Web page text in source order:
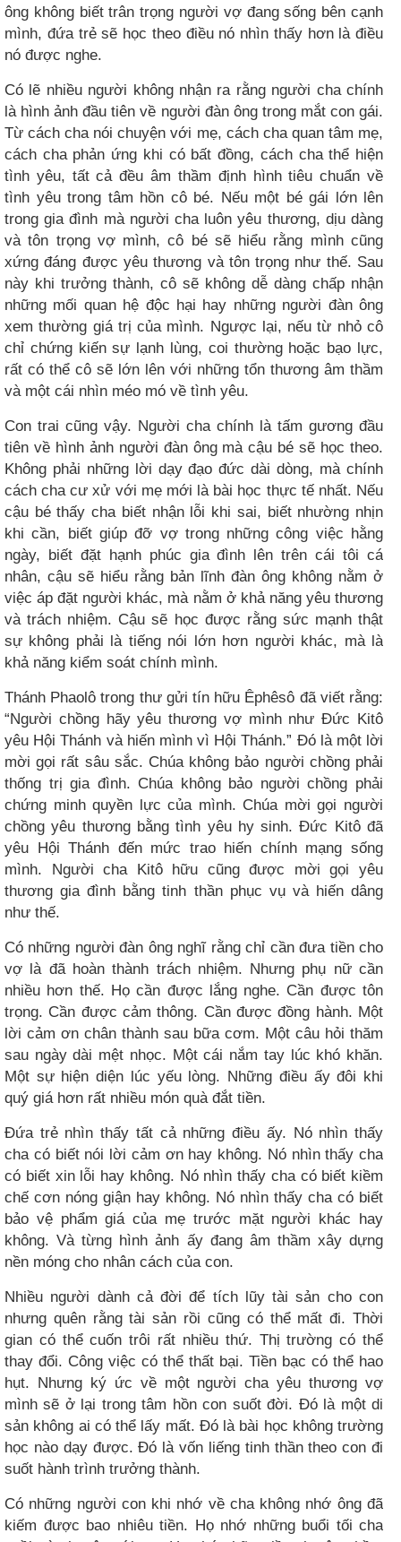
ông không biết trân trọng người vợ đang sống bên cạnh
mình, đứa trẻ sẽ học theo điều nó nhìn thấy hơn là điều
nó được nghe.
Có lẽ nhiều người không nhận ra rằng người cha chính
là hình ảnh đầu tiên về người đàn ông trong mắt con gái.
Từ cách cha nói chuyện với mẹ, cách cha quan tâm mẹ,
cách cha phản ứng khi có bất đồng, cách cha thể hiện
tình yêu, tất cả đều âm thầm định hình tiêu chuẩn về
tình yêu trong tâm hồn cô bé. Nếu một bé gái lớn lên
trong gia đình mà người cha luôn yêu thương, dịu dàng
và tôn trọng vợ mình, cô bé sẽ hiểu rằng mình cũng
xứng đáng được yêu thương và tôn trọng như thế. Sau
này khi trưởng thành, cô sẽ không dễ dàng chấp nhận
những mối quan hệ độc hại hay những người đàn ông
xem thường giá trị của mình. Ngược lại, nếu từ nhỏ cô
chỉ chứng kiến sự lạnh lùng, coi thường hoặc bạo lực,
rất có thể cô sẽ lớn lên với những tổn thương âm thầm
và một cái nhìn méo mó về tình yêu.
Con trai cũng vậy. Người cha chính là tấm gương đầu
tiên về hình ảnh người đàn ông mà cậu bé sẽ học theo.
Không phải những lời dạy đạo đức dài dòng, mà chính
cách cha cư xử với mẹ mới là bài học thực tế nhất. Nếu
cậu bé thấy cha biết nhận lỗi khi sai, biết nhường nhịn
khi cần, biết giúp đỡ vợ trong những công việc hằng
ngày, biết đặt hạnh phúc gia đình lên trên cái tôi cá
nhân, cậu sẽ hiểu rằng bản lĩnh đàn ông không nằm ở
việc áp đặt người khác, mà nằm ở khả năng yêu thương
và trách nhiệm. Cậu sẽ học được rằng sức mạnh thật
sự không phải là tiếng nói lớn hơn người khác, mà là
khả năng kiểm soát chính mình.
Thánh Phaolô trong thư gửi tín hữu Êphêsô đã viết rằng:
“Người chồng hãy yêu thương vợ mình như Đức Kitô
yêu Hội Thánh và hiến mình vì Hội Thánh.” Đó là một lời
mời gọi rất sâu sắc. Chúa không bảo người chồng phải
thống trị gia đình. Chúa không bảo người chồng phải
chứng minh quyền lực của mình. Chúa mời gọi người
chồng yêu thương bằng tình yêu hy sinh. Đức Kitô đã
yêu Hội Thánh đến mức trao hiến chính mạng sống
mình. Người cha Kitô hữu cũng được mời gọi yêu
thương gia đình bằng tinh thần phục vụ và hiến dâng
như thế.
Có những người đàn ông nghĩ rằng chỉ cần đưa tiền cho
vợ là đã hoàn thành trách nhiệm. Nhưng phụ nữ cần
nhiều hơn thế. Họ cần được lắng nghe. Cần được tôn
trọng. Cần được cảm thông. Cần được đồng hành. Một
lời cảm ơn chân thành sau bữa cơm. Một câu hỏi thăm
sau ngày dài mệt nhọc. Một cái nắm tay lúc khó khăn.
Một sự hiện diện lúc yếu lòng. Những điều ấy đôi khi
quý giá hơn rất nhiều món quà đắt tiền.
Đứa trẻ nhìn thấy tất cả những điều ấy. Nó nhìn thấy
cha có biết nói lời cảm ơn hay không. Nó nhìn thấy cha
có biết xin lỗi hay không. Nó nhìn thấy cha có biết kiềm
chế cơn nóng giận hay không. Nó nhìn thấy cha có biết
bảo vệ phẩm giá của mẹ trước mặt người khác hay
không. Và từng hình ảnh ấy đang âm thầm xây dựng
nền móng cho nhân cách của con.
Nhiều người dành cả đời để tích lũy tài sản cho con
nhưng quên rằng tài sản rồi cũng có thể mất đi. Thời
gian có thể cuốn trôi rất nhiều thứ. Thị trường có thể
thay đổi. Công việc có thể thất bại. Tiền bạc có thể hao
hụt. Nhưng ký ức về một người cha yêu thương vợ
mình sẽ ở lại trong tâm hồn con suốt đời. Đó là một di
sản không ai có thể lấy mất. Đó là bài học không trường
học nào dạy được. Đó là vốn liếng tinh thần theo con đi
suốt hành trình trưởng thành.
Có những người con khi nhớ về cha không nhớ ông đã
kiếm được bao nhiêu tiền. Họ nhớ những buổi tối cha